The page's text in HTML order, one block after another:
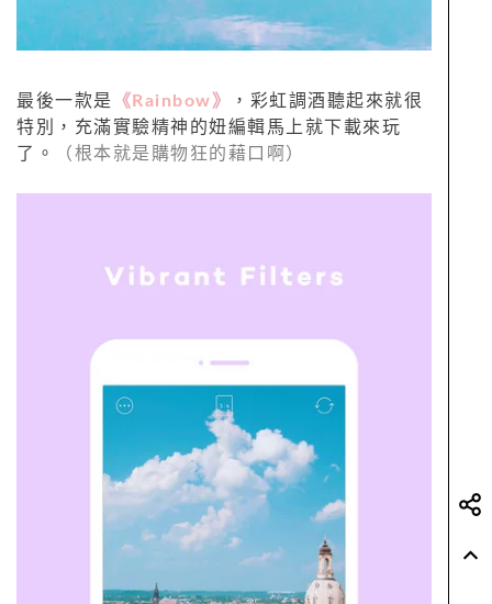
最後一款是 《 Rainbow》
，彩虹調酒聽起來就很
特別，充滿實驗精神的妞編輯馬上就下載來玩
了。
（根本就是購物狂的藉口啊）